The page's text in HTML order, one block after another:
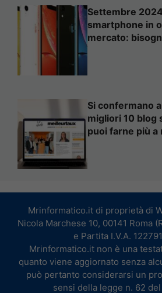
Settembre
smartphone in
mercato:
Si confermano
migliori 10 blog
puoi farne più a
Mrinformatico.it di proprietà di
Nicola Marchese 10, 00141 Roma
e Partita I.V.A.
Mrinformatico.it non è una
quanto viene aggiornato senza
può pertanto considerarsi un
sensi della legge n. 62 del